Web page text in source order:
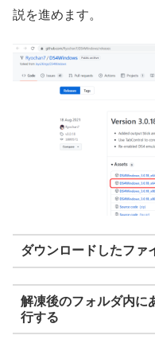
説を進めます。
ダウンロードしたファ
解凍後のフォルダ内
行する